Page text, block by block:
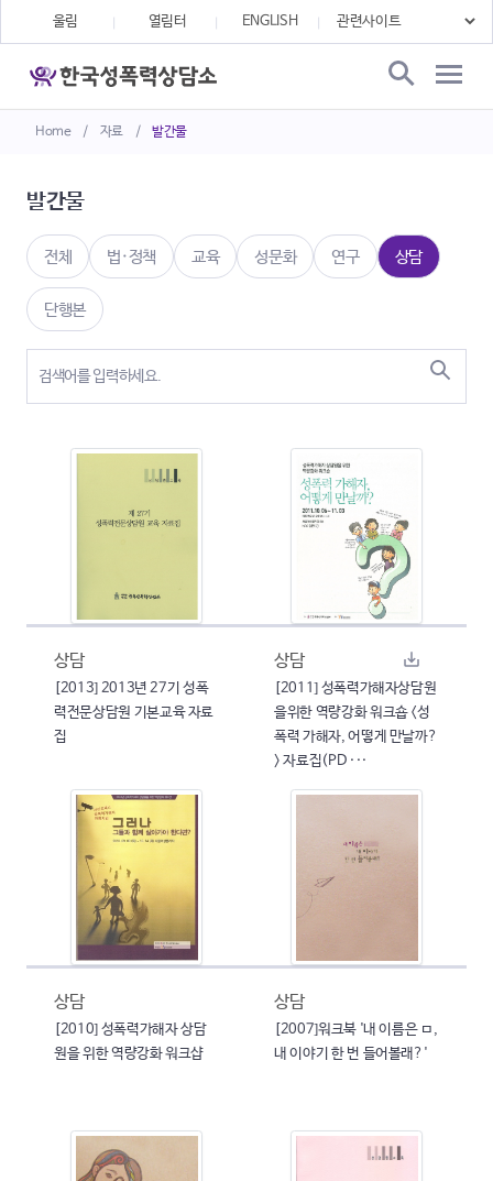
Home / 자료 / 발간물
울림 열림터 ENGLISH
발간물
전체 법·정책 교육 성문화 연구 상담
단행본
상담
[2013] 2013년 27기 성폭
력전문상담원 기본교육 자료
집
상담
[2011] 성폭력가해자상담원
을위한 역량강화 워크숍 <성
폭력 가해자, 어떻게 만날까?
> 자료집(PD ···
상담
[2010] 성폭력가해자 상담
원을 위한 역량강화 워크샵
상담
[2007]워크북 '내 이름은 ㅁ,
내 이야기 한 번 들어볼래?'